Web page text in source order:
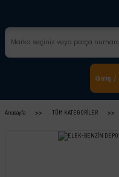
Giriş /
Anasayfa TÜM KATEGORİLER